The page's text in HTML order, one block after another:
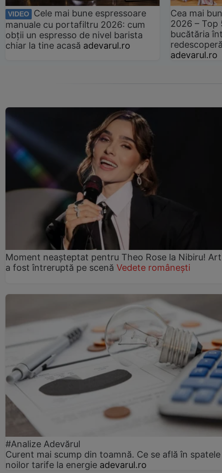
VIDEO
Cele mai bune espressoare
manuale cu portafiltru 2026: cum
obții un espresso de nivel barista
chiar la tine acasă adevarul.ro
Cea mai
2026 –
bucătăria
adevarul.ro
Moment neașteptat pentru Theo Rose la Nibiru!
a fost întreruptă pe scenă Vedete românești
#Analize Adevărul
Curent mai scump din toamnă. Ce se află în spatele
noilor tarife la energie adevarul.ro